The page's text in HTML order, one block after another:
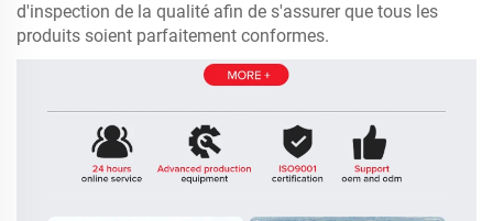
d'inspection de la qualité afin de s'assurer que tous les
produits soient parfaitement conformes.